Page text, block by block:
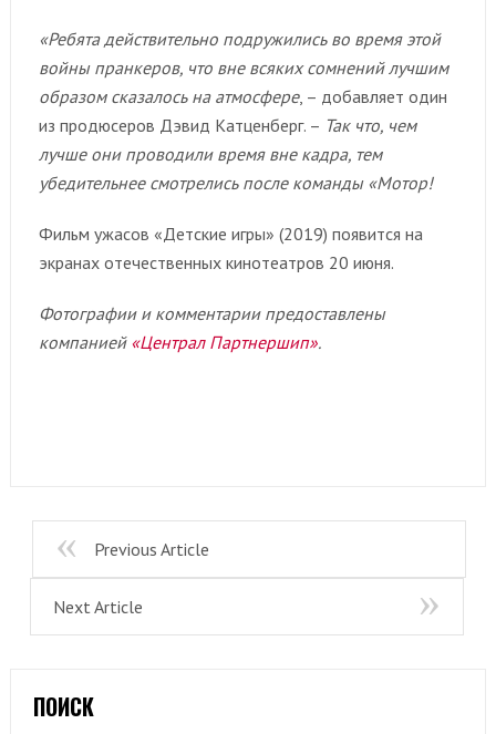
«Ребята действительно подружились во время этой
войны пранкеров, что вне всяких сомнений лучшим
образом сказалось на атмосфере, – добавляет один
из продюсеров Дэвид Катценберг. – Так что, чем
лучше они проводили время вне кадра, тем
убедительнее смотрелись после команды «Мотор!
Фильм ужасов «Детские игры» (2019) появится на
экранах отечественных кинотеатров 20 июня.
Фотографии и комментарии предоставлены
компанией «Централ Партнершип».
Previous Article
Next Article
ПОИСК